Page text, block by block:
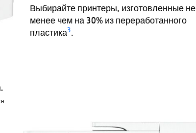
Выбирайте принтеры, изготовленные не
менее чем на 30% из переработанного
пластика3.